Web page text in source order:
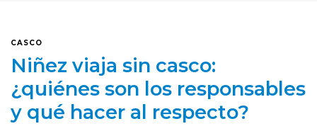
CASCO
Niñez viaja sin casco:
¿quiénes son los responsables
y qué hacer al respecto?